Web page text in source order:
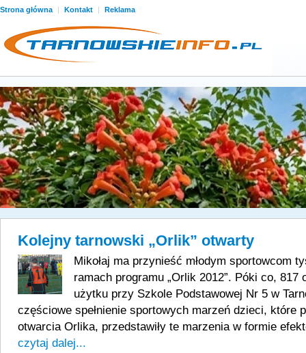
Strona główna | Kontakt | Reklama
Kolejny tarnowski „Orlik” otwarty
Mikołaj ma przynieść młodym sportowcom
ramach programu „Orlik 2012”. Póki co, 817
użytku przy Szkole Podstawowej Nr 5 w
częściowe spełnienie sportowych marzeń dzieci, które
otwarcia Orlika, przedstawiły te marzenia w formie
czytaj dalej...